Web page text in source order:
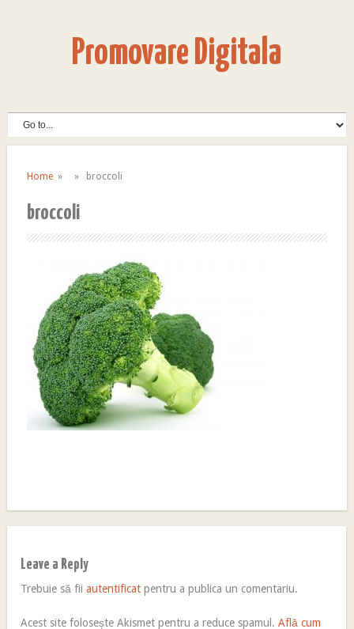
Promovare Digitala
Home» » broccoli
broccoli
Leave a Reply
Trebuie să fiiautentificat pentru a publica un comentariu.
Acest site folosește Akismet pentru a reduce spamul.Află cum